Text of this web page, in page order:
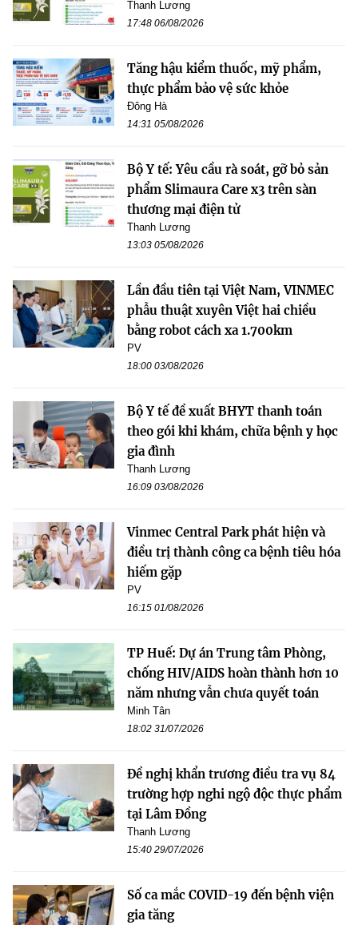
Thanh Lương
17:48 06/08/2026
Tăng hậu kiểm thuốc, mỹ phẩm,
thực phẩm bảo vệ sức khỏe
Đông Hà
14:31 05/08/2026
Bộ Y tế: Yêu cầu rà soát, gỡ bỏ sản
phẩm Slimaura Care x3 trên sàn
thương mại điện tử
Thanh Lương
13:03 05/08/2026
Lần đầu tiên tại Việt Nam, VINMEC
phẫu thuật xuyên Việt hai chiều
bằng robot cách xa 1.700km
PV
18:00 03/08/2026
Bộ Y tế đề xuất BHYT thanh toán
theo gói khi khám, chữa bệnh y học
gia đình
Thanh Lương
16:09 03/08/2026
Vinmec Central Park phát hiện và
điều trị thành công ca bệnh tiêu hóa
hiếm gặp
PV
16:15 01/08/2026
TP Huế: Dự án Trung tâm Phòng,
chống HIV/AIDS hoàn thành hơn 10
năm nhưng vẫn chưa quyết toán
Minh Tân
18:02 31/07/2026
Đề nghị khẩn trương điều tra vụ 84
trường hợp nghi ngộ độc thực phẩm
tại Lâm Đồng
Thanh Lương
15:40 29/07/2026
Số ca mắc COVID-19 đến bệnh viện
gia tăng